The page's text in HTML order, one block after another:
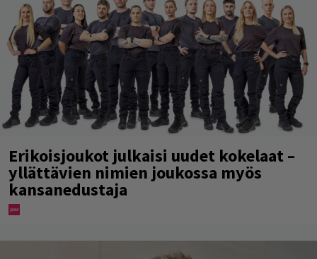
Erikoisjoukot julkaisi uudet kokelaat –
yllättävien nimien joukossa myös
kansanedustaja